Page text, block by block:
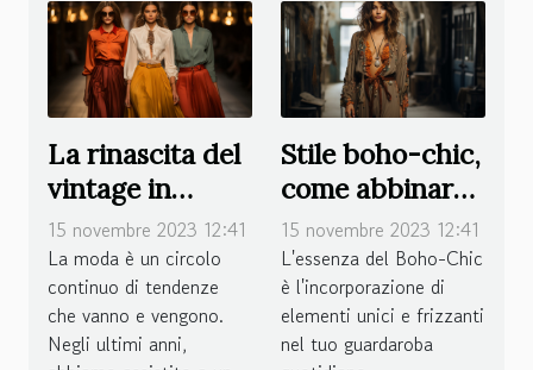
La rinascita del
vintage in
passerella
15 novembre 2023 12:41
La moda è un circolo
continuo di tendenze
che vanno e vengono.
Negli ultimi anni,
Stile boho-chic,
come abbinare i
pezzi chiave
15 novembre 2023 12:41
L'essenza del Boho-Chic
è l'incorporazione di
elementi unici e frizzanti
nel tuo guardaroba